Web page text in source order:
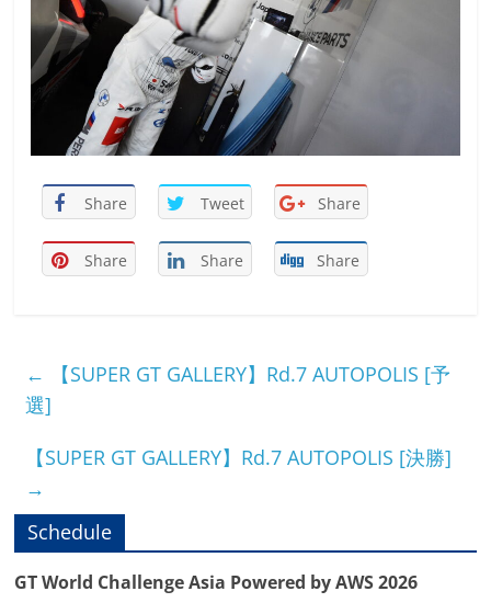
Share Tweet Share
Share Share Share
←
【SUPER GT GALLERY】Rd.7 AUTOPOLIS [予
選]
【SUPER GT GALLERY】Rd.7 AUTOPOLIS [決勝]
→
Schedule
GT World Challenge Asia Powered by AWS 2026